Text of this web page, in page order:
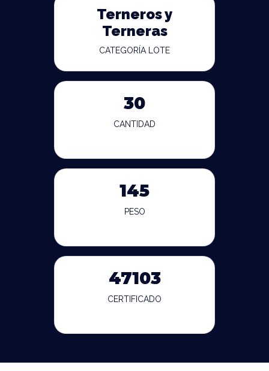
Terneros y
Terneras
CATEGORÍA LOTE
30
CANTIDAD
145
PESO
47103
CERTIFICADO